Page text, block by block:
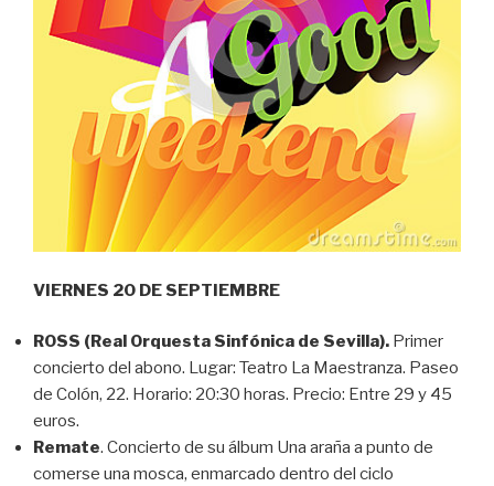
VIERNES 20 DE SEPTIEMBRE
ROSS (Real Orquesta Sinfónica de Sevilla). Primer
concierto del abono. Lugar: Teatro La Maestranza. Paseo
de Colón, 22. Horario: 20:30 horas. Precio: Entre 29 y 45
euros.
Remate. Concierto de su álbum Una araña a punto de
comerse una mosca, enmarcado dentro del ciclo